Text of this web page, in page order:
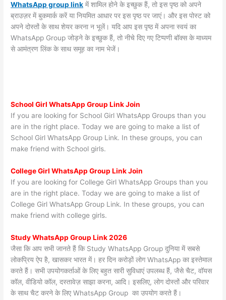
WhatsApp group link में शामिल होने के इच्छुक हैं, तो इस पृष्ठ को अपने
ब्राउज़र में बुकमार्क करें या नियमित आधार पर इस पृष्ठ पर जाएं। और इस पोस्ट को
अपने दोस्तों के साथ शेयर करना न भूलें। यदि आप इस पृष्ठ में अपना स्वयं का
WhatsApp Group जोड़ने के इच्छुक हैं, तो नीचे दिए गए टिप्पणी बॉक्स के माध्यम
से आमंत्रण लिंक के साथ समूह का नाम भेजें।
School Girl WhatsApp Group Link Join
If you are looking for School Girl WhatsApp Groups than you
are in the right place. Today we are going to make a list of
School Girl WhatsApp Group Link. In these groups, you can
make friend with School girls.
College Girl WhatsApp Group Link Join
If you are looking for College Girl WhatsApp Groups than you
are in the right place. Today we are going to make a list of
College Girl WhatsApp Group Link. In these groups, you can
make friend with college girls.
Study WhatsApp Group Link 2026
जैसा कि आप सभी जानते हैं कि Study WhatsApp Group दुनिया में सबसे
लोकप्रिय ऐप है, खासकर भारत में। हर दिन करोड़ों लोग WhatsApp का इस्तेमाल
करते हैं। सभी उपयोगकर्ताओं के लिए बहुत सारी सुविधाएं उपलब्ध हैं, जैसे चैट, वॉयस
कॉल, वीडियो कॉल, दस्तावेज़ साझा करना, आदि। इसलिए, लोग दोस्तों और परिवार
के साथ चैट करने के लिए WhatsApp Group का उपयोग करते हैं।